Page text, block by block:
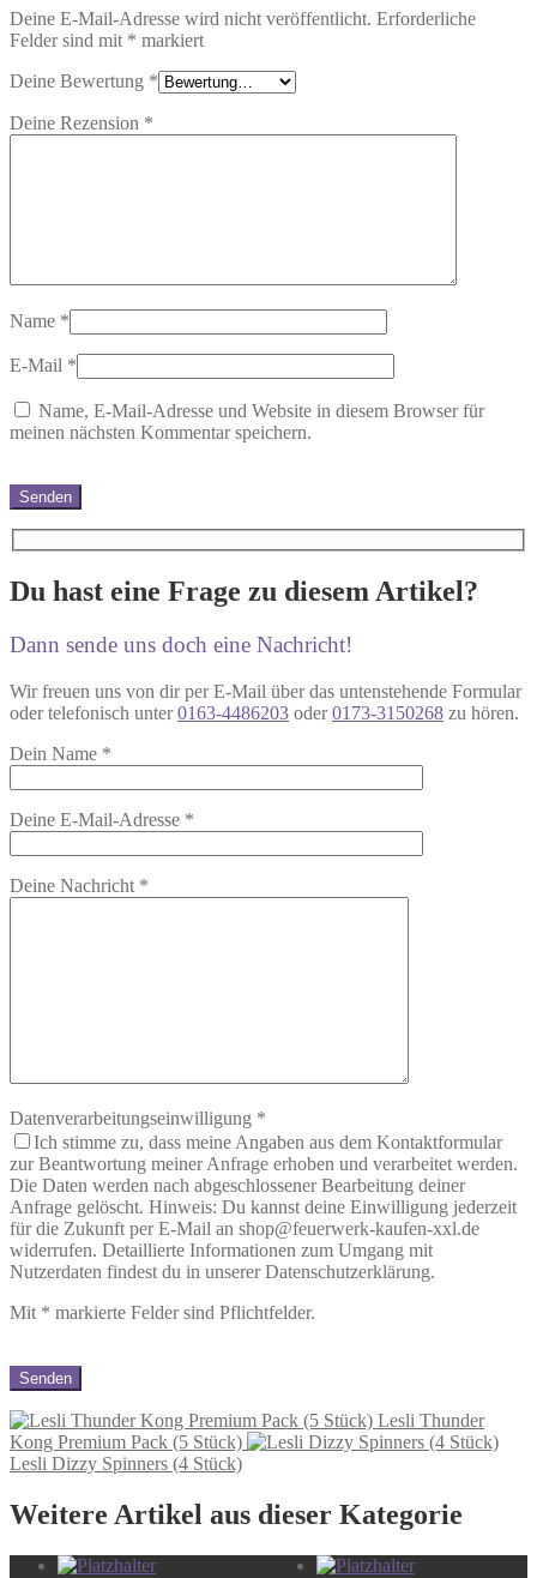
Deine E-Mail-Adresse wird nicht veröffentlicht. Erforderliche
Felder sind mit * markiert
Deine Bewertung *
Deine Rezension *
Name *
E-Mail *
Name, E-Mail-Adresse und Website in diesem Browser für
meinen nächsten Kommentar speichern.
Du hast eine Frage zu diesem Artikel?
Dann sende uns doch eine Nachricht!
Wir freuen uns von dir per E-Mail über das untenstehende Formular
oder telefonisch unter0163-4486203 oder0173-3150268 zu hören.
Dein Name *
Deine E-Mail-Adresse *
Deine Nachricht *
Datenverarbeitungseinwilligung *
Ich stimme zu, dass meine Angaben aus dem Kontaktformular
zur Beantwortung meiner Anfrage erhoben und verarbeitet werden.
Die Daten werden nach abgeschlossener Bearbeitung deiner
Anfrage gelöscht. Hinweis: Du kannst deine Einwilligung jederzeit
für die Zukunft per E-Mail an shop@feuerwerk-kaufen-xxl.de
widerrufen. Detaillierte Informationen zum Umgang mit
Nutzerdaten findest du in unserer Datenschutzerklärung.
Mit * markierte Felder sind Pflichtfelder.
Lesli Thunder
Kong Premium Pack (5 Stück)
Lesli Dizzy Spinners (4 Stück)
Weitere Artikel aus dieser Kategorie